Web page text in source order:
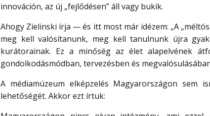
innováción, az új „fejlődésen” áll vagy bukik.
Ahogy Zielinski írja — és itt most már idézem: „A
meg kell valósítanunk, meg kell tanulnunk újra
kurátorainak. Ez a minőség az élet alapelvének
gondolkodásmódban, tervezésben és
A médiamúzeum elképzelés Magyarországon
lehetőségét. Akkor ezt írtuk: